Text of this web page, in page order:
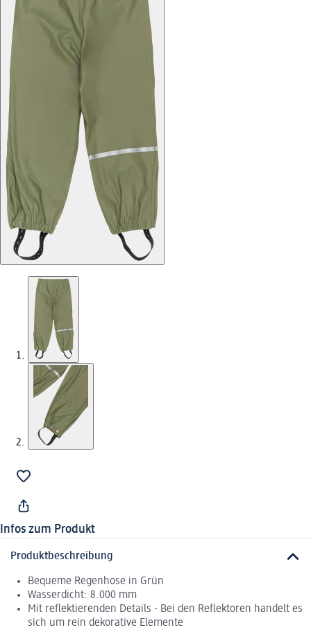
Infos zum Produkt
Produktbeschreibung
Bequeme Regenhose in Grün
Wasserdicht: 8.000 mm
Mit reflektierenden Details - Bei den Reflektoren handelt es
sich um rein dekorative Elemente